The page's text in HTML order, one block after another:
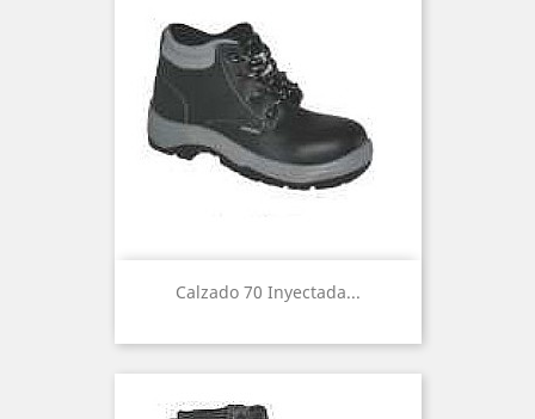
Calzado 70 Inyectada...